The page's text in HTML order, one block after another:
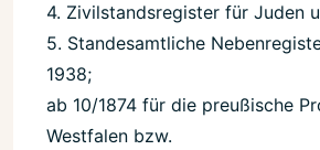
4. Zivilstandsregister für Juden
5. Standesamtliche
1938;
ab 10/1874 für die preußische
Westfalen bzw.